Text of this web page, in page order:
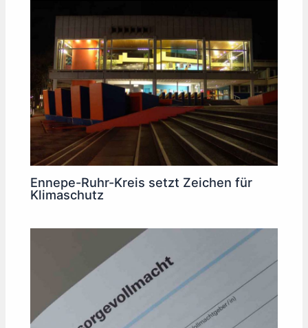
Ennepe-Ruhr-Kreis setzt Zeichen für
Klimaschutz